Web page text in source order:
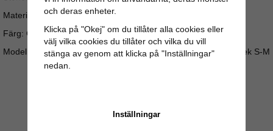
Material: 100% Bomull
Färg: Gul
Modellen på bilden är 162 cm lång och använder normalt storlek S-M
och deras enheter.
Klicka på "Okej" om du tillåter alla cookies eller
välj vilka cookies du tillåter och vilka du vill
stänga av genom att klicka på "Inställningar"
nedan.
Inställningar